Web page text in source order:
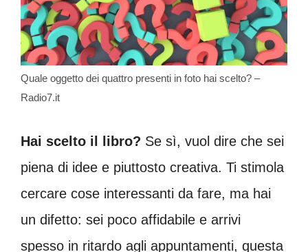
Quale oggetto dei quattro presenti in foto hai scelto? –
Radio7.it
Hai scelto il libro? Se sì, vuol dire che sei
piena di idee e piuttosto creativa. Ti stimola
cercare cose interessanti da fare, ma hai
un difetto: sei poco affidabile e arrivi
spesso in ritardo agli appuntamenti, questa